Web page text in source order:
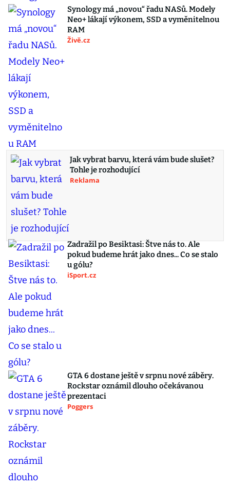
Synology má „novou“ řadu NASů. Modely
Neo+ lákají výkonem, SSD a vyměnitelnou
RAM
Živě.cz
Jak vybrat barvu, která vám bude slušet?
Tohle je rozhodující
Reklama
Zadražil po Besiktasi: Štve nás to. Ale
pokud budeme hrát jako dnes... Co se stalo
u gólu?
iSport.cz
GTA 6 dostane ještě v srpnu nové záběry.
Rockstar oznámil dlouho očekávanou
prezentaci
Poggers